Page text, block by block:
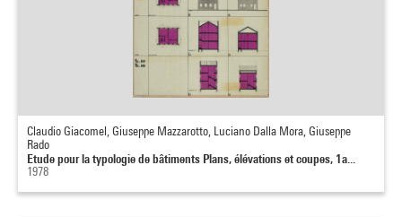
Claudio Giacomel, Giuseppe Mazzarotto, Luciano Dalla Mora, Giuseppe
Rado
Etude pour la typologie de bâtiments Plans, élévations et coupes, 1a...
1978